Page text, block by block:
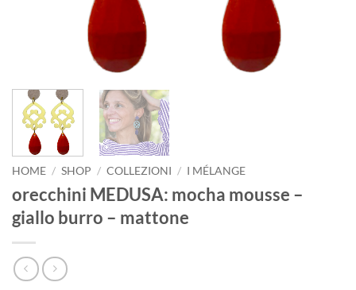
HOME / SHOP / COLLEZIONI / I MÉLANGE
orecchini MEDUSA: mocha mousse –
giallo burro – mattone